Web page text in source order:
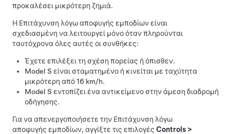
προκαλέσει μικρότερη ζημιά.
Η Επιτάχυνση λόγω αποφυγής εμποδίων είναι
σχεδιασμένη να λειτουργεί μόνο όταν πληρούνται
ταυτόχρονα όλες αυτές οι συνθήκες:
Έχετε επιλέξει τη σχέση πορείας ή όπισθεν.
Model S είναι σταματημένο ή κινείται με ταχύτητα
μικρότερη από16 km/h.
Model S εντοπίζει ένα αντικείμενο στην άμεση διαδρομή
οδήγησης.
Για να απενεργοποιήσετε την Επιτάχυνση λόγω
αποφυγής εμποδίων, αγγίξτε τις επιλογές Controls >